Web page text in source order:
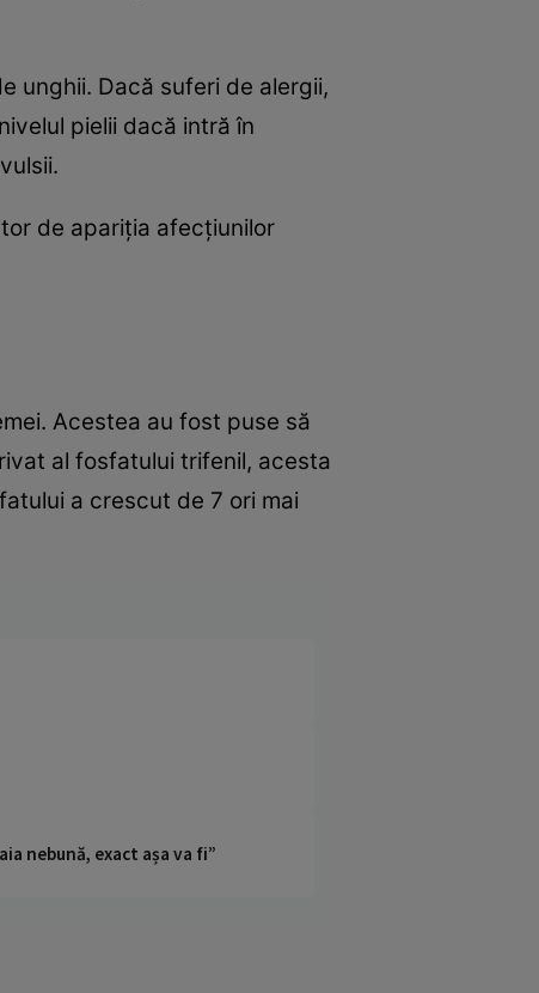
unghii. Dacă suferi de alergii,
pielii dacă intră în
de apariţia afecţiunilor
Acestea au fost puse să
al fosfatului trifenil, acesta
a crescut de 7 ori mai
nebună, exact așa va fi”